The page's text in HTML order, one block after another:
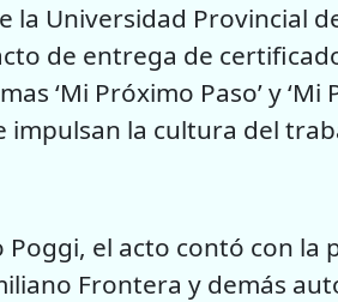
Universidad Provincial de
de entrega de
‘Mi Próximo Paso’ y ‘Mi
impulsan la cultura del
el acto contó con la
Frontera y demás